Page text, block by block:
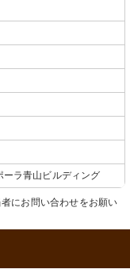
ラ青山ビルディング
にお問い合わせをお願い